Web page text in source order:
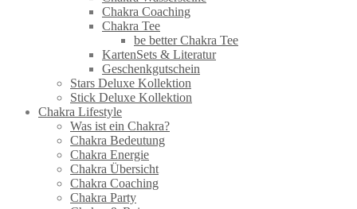
Chakra Coaching
Chakra Tee
be better Chakra Tee
KartenSets & Literatur
Geschenkgutschein
Stars Deluxe Kollektion
Stick Deluxe Kollektion
Chakra Lifestyle
Was ist ein Chakra?
Chakra Bedeutung
Chakra Energie
Chakra Übersicht
Chakra Coaching
Chakra Party